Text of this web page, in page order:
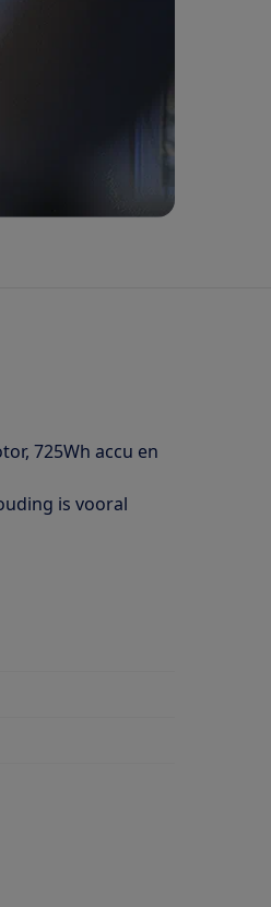
725Wh accu en
is vooral